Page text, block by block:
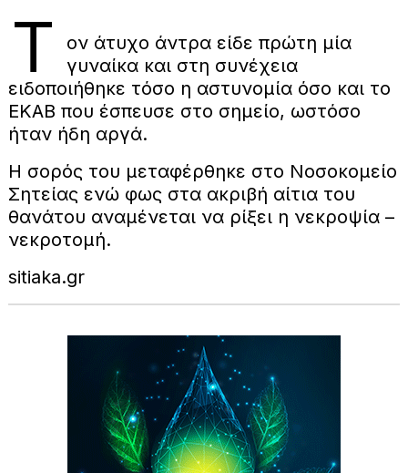
Τ
ον άτυχο άντρα είδε πρώτη μία
γυναίκα και στη συνέχεια
ειδοποιήθηκε τόσο η αστυνομία όσο και το
ΕΚΑΒ που έσπευσε στο σημείο, ωστόσο
ήταν ήδη αργά.
Η σορός του μεταφέρθηκε στο Νοσοκομείο
Σητείας ενώ φως στα ακριβή αίτια του
θανάτου αναμένεται να ρίξει η νεκροψία –
νεκροτομή.
sitiaka.gr